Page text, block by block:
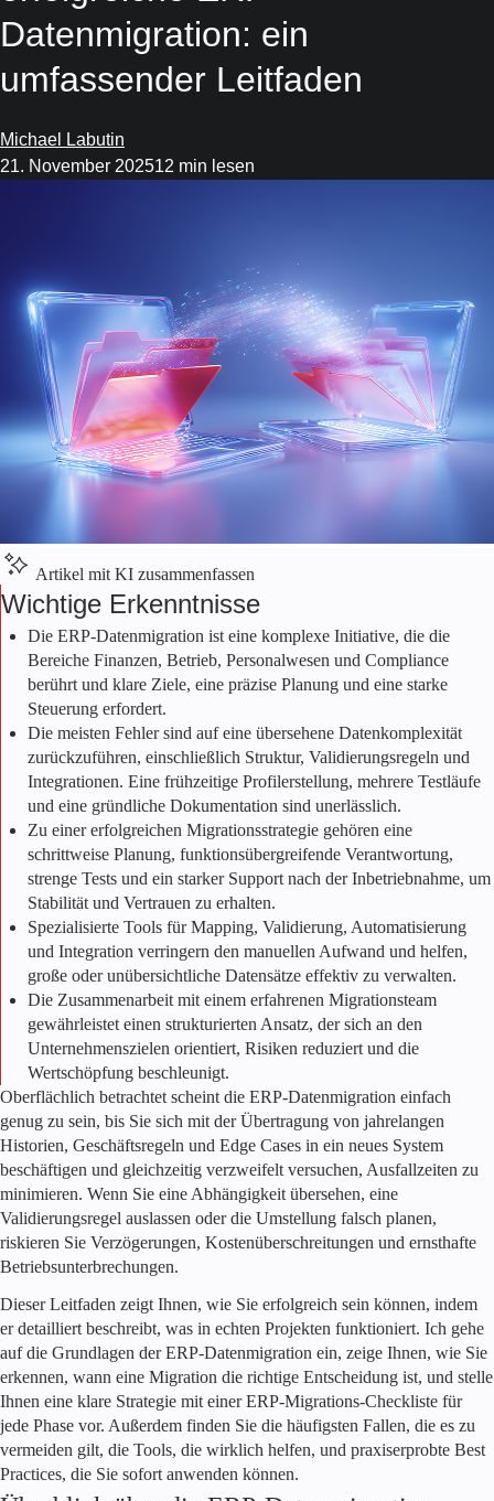
Datenmigration: ein
umfassender Leitfaden
Michael Labutin
21. November 202512 min lesen
Artikel mit KI zusammenfassen
Wichtige Erkenntnisse
Die ERP-Datenmigration ist eine komplexe Initiative, die die
Bereiche Finanzen, Betrieb, Personalwesen und Compliance
berührt und klare Ziele, eine präzise Planung und eine starke
Steuerung erfordert.
Die meisten Fehler sind auf eine übersehene Datenkomplexität
zurückzuführen, einschließlich Struktur, Validierungsregeln und
Integrationen. Eine frühzeitige Profilerstellung, mehrere Testläufe
und eine gründliche Dokumentation sind unerlässlich.
Zu einer erfolgreichen Migrationsstrategie gehören eine
schrittweise Planung, funktionsübergreifende Verantwortung,
strenge Tests und ein starker Support nach der Inbetriebnahme, um
Stabilität und Vertrauen zu erhalten.
Spezialisierte Tools für Mapping, Validierung, Automatisierung
und Integration verringern den manuellen Aufwand und helfen,
große oder unübersichtliche Datensätze effektiv zu verwalten.
Die Zusammenarbeit mit einem erfahrenen Migrationsteam
gewährleistet einen strukturierten Ansatz, der sich an den
Unternehmenszielen orientiert, Risiken reduziert und die
Wertschöpfung beschleunigt.
Oberflächlich betrachtet scheint die ERP-Datenmigration einfach
genug zu sein, bis Sie sich mit der Übertragung von jahrelangen
Historien, Geschäftsregeln und Edge Cases in ein neues System
beschäftigen und gleichzeitig verzweifelt versuchen, Ausfallzeiten zu
minimieren. Wenn Sie eine Abhängigkeit übersehen, eine
Validierungsregel auslassen oder die Umstellung falsch planen,
riskieren Sie Verzögerungen, Kostenüberschreitungen und ernsthafte
Betriebsunterbrechungen.
Dieser Leitfaden zeigt Ihnen, wie Sie erfolgreich sein können, indem
er detailliert beschreibt, was in echten Projekten funktioniert. Ich gehe
auf die Grundlagen der ERP-Datenmigration ein, zeige Ihnen, wie Sie
erkennen, wann eine Migration die richtige Entscheidung ist, und stelle
Ihnen eine klare Strategie mit einer ERP-Migrations-Checkliste für
jede Phase vor. Außerdem finden Sie die häufigsten Fallen, die es zu
vermeiden gilt, die Tools, die wirklich helfen, und praxiserprobte Best
Practices, die Sie sofort anwenden können.